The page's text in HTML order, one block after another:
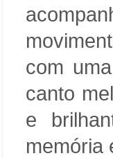
com
canto
e
memória